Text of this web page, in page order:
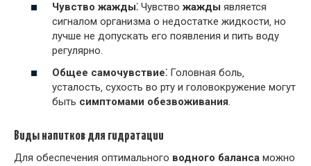
Чувство жажды⁚ Чувство жажды является
сигналом организма о недостатке жидкости‚ но
лучше не допускать его появления и пить воду
регулярно.
Общее самочувствие⁚ Головная боль‚
усталость‚ сухость во рту и головокружение могут
быть симптомами обезвоживания.
Виды напитков для гидратации
Для обеспечения оптимального водного баланса можно